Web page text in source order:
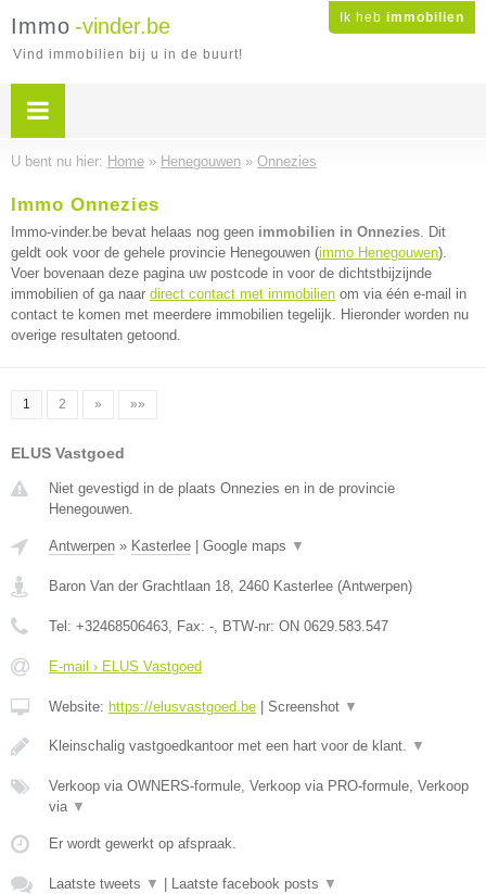
Ik heb immobilien
Immo -vinder.be
Vind immobilien bij u in de buurt!
U bent nu hier: Home » Henegouwen » Onnezies
Immo Onnezies
Immo-vinder.be bevat helaas nog geen immobilien in Onnezies. Dit
geldt ook voor de gehele provincie Henegouwen (immo Henegouwen).
Voer bovenaan deze pagina uw postcode in voor de dichtstbijzijnde
immobilien of ga naar direct contact met immobilien om via één e-mail in
contact te komen met meerdere immobilien tegelijk. Hieronder worden nu
overige resultaten getoond.
1 2 » »»
ELUS Vastgoed
Niet gevestigd in de plaats Onnezies en in de provincie
Henegouwen.
Antwerpen » Kasterlee Google maps ▼
Baron Van der Grachtlaan 18, 2460 Kasterlee (Antwerpen)
Tel: +32468506463, Fax: -, BTW-nr: ON 0629.583.547
E-mail › ELUS Vastgoed
Website: https://elusvastgoed.be Screenshot ▼
Kleinschalig vastgoedkantoor met een hart voor de klant. ▼
Verkoop via OWNERS-formule, Verkoop via PRO-formule, Verkoop
via ▼
Er wordt gewerkt op afspraak.
Laatste tweets ▼ Laatste facebook posts ▼